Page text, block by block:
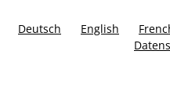
Deutsch English